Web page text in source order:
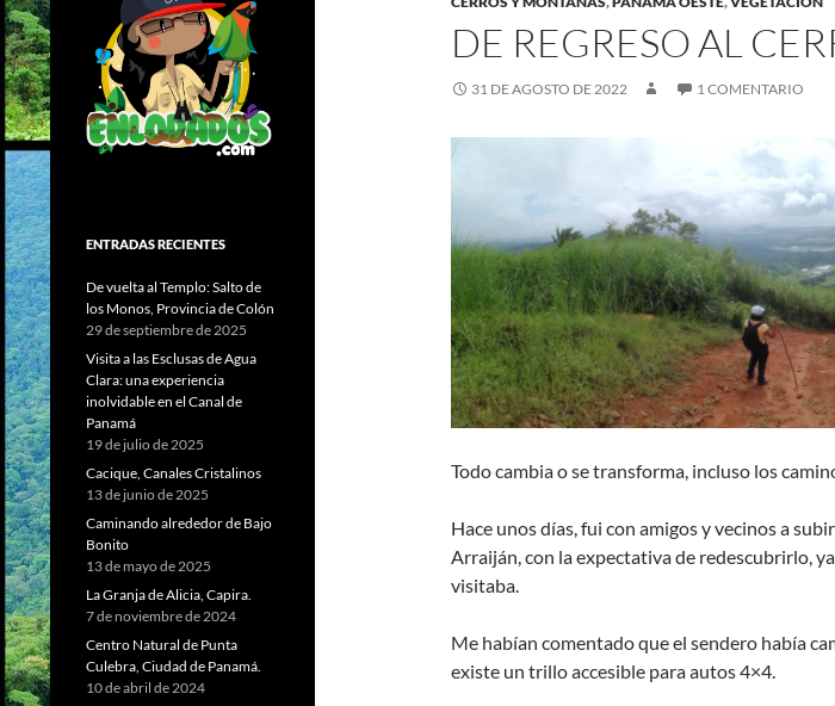
DE REGRESO AL
31 DE AGOSTO DE 2022 1 COMENTARIO
Todo cambia o se transforma, incluso los
Hace unos días, fui con amigos y vecinos a
Arraiján, con la expectativa de redescubrirlo,
visitaba.
Me habían comentado que el sendero había
existe un trillo accesible para autos 4×4.
ENTRADAS RECIENTES
De vuelta al Templo: Salto de
los Monos, Provincia de Colón
29 de septiembre de 2025
Visita a las Esclusas de Agua
Clara: una experiencia
inolvidable en el Canal de
Panamá
19 de julio de 2025
Cacique, Canales Cristalinos
13 de junio de 2025
Caminando alrededor de Bajo
Bonito
13 de mayo de 2025
La Granja de Alicia, Capira.
7 de noviembre de 2024
Centro Natural de Punta
Culebra, Ciudad de Panamá.
10 de abril de 2024